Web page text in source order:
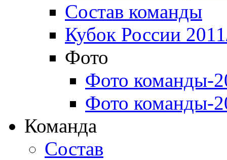
Состав команды
Кубок России
Фото
Фото команды-
Фото команды-
Команда
Состав